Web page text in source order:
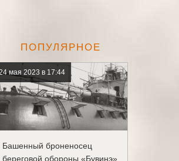
ПОПУЛЯРНОЕ
мая 2023 в 17:44
Башенный броненосец
береговой обороны «Бувинэ»